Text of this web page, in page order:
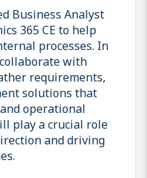
Business Analyst
365 CE to help
processes. In
with
requirements,
solutions that
operational
play a crucial role
and driving